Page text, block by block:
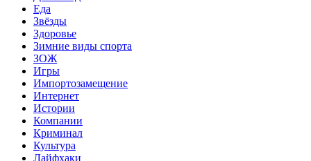
Еда
Звёзды
Здоровье
Зимние виды спорта
ЗОЖ
Игры
Импортозамещение
Интернет
Истории
Компании
Криминал
Культура
Лайфхаки